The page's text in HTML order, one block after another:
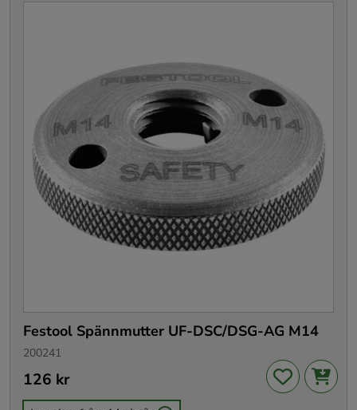
Festool Spännmutter UF-DSC/DSG-AG M14
200241
Pris: 126 kr
126 kr